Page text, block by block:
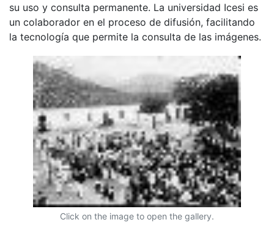
su uso y consulta permanente. La universidad Icesi es
un colaborador en el proceso de difusión, facilitando
la tecnología que permite la consulta de las imágenes.
Click on the image to open the gallery.